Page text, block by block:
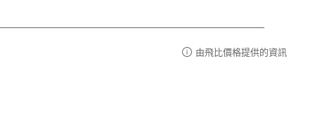
由飛比價格提供的資訊